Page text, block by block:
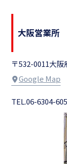
大阪営業所
〒532-0011大阪
Google Map
TEL.06-6304-